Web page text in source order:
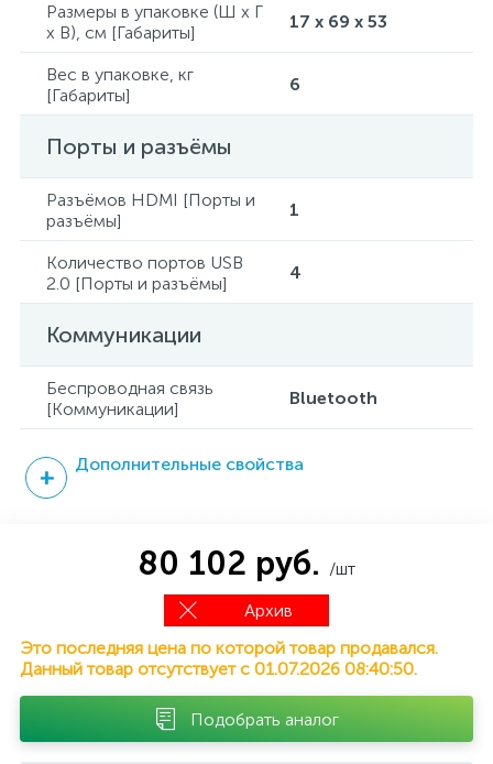
Размеры в упаковке (Ш x Г
x В), см [Габариты]
17 x 69 x 53
Вес в упаковке, кг
[Габариты]
6
Порты и разъёмы
Разъёмов HDMI [Порты и
разъёмы]
1
Количество портов USB
2.0 [Порты и разъёмы]
4
Коммуникации
Беспроводная связь
[Коммуникации]
Bluetooth
Дополнительные свойства
80 102 руб. /шт
Архив
Это последняя цена по которой товар продавался.
Данный товар отсутствует с 01.07.2026 08:40:50.
Подобрать аналог